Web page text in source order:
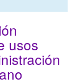
usos